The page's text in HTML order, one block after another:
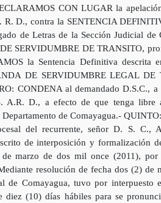
CON LUGAR la
R. D., contra la SENTENCIA
de Letras de la Sección Judicial de
SERVIDUMBRE DE TRANSITO,
la Sentencia Definitiva descrita
DE SERVIDUMBRE LEGAL DE
CONDENA al demandado D.S.C., a
D., a efecto de que tenga libre
de Comayagua.-
del recurrente, señor D. S. C.,
de interposición y formalización
marzo de dos mil once (2011),
resolución de fecha dos (2) de
de Comayagua, tuvo por interpuesto
(10) días hábiles para se